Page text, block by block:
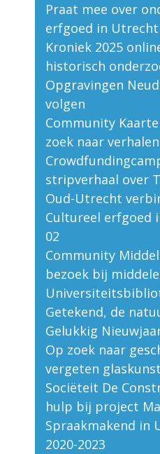
Praat mee over
erfgoed in Utrecht
Kroniek 2025
historisch
Opgravingen
volgen
Community
zoek naar verhalen
stripverhaal over
Oud-Utrecht
Cultureel erfgoed
02
Community
bezoek bij
Getekend, de
Gelukkig
Op zoek naar
vergeten
Sociëteit De
hulp bij project
Spraakmakend in
2020-2023